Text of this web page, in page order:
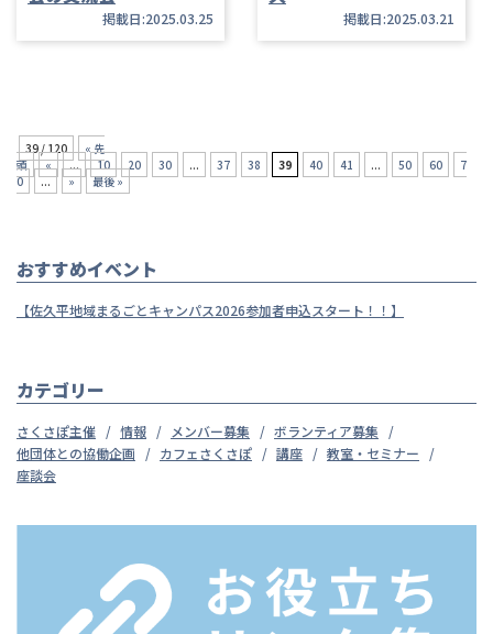
掲載日:2025.03.25 掲載日:2025.03.21
39 / 120
« 先
頭
« ... 10 20 30 ... 37 38 39 40 41 ... 50 60
7
0
... » 最後 »
おすすめイベント
【佐久平地域まるごとキャンパス2026参加者申込スタート！！】
カテゴリー
さくさぽ主催 情報 メンバー募集
ボランティア募集
他団体との協働企画
カフェさくさぽ 講座
教室・セミナー
座談会